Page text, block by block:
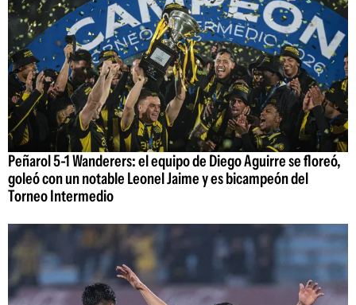
Peñarol 5-1 Wanderers: el equipo de Diego Aguirre se floreó,
goleó con un notable Leonel Jaime y es bicampeón del
Torneo Intermedio